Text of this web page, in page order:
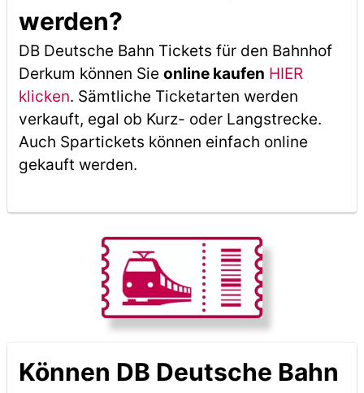
werden?
DB Deutsche Bahn Tickets für den Bahnhof
Derkum können Sie online kaufen HIER
klicken. Sämtliche Ticketarten werden
verkauft, egal ob Kurz- oder Langstrecke.
Auch Spartickets können einfach online
gekauft werden.
Können DB Deutsche Bahn